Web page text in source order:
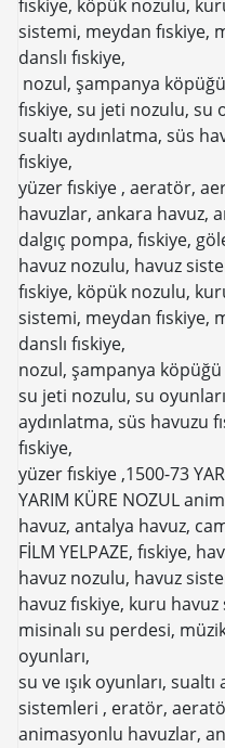
fıskiye, köpük nozulu,
sistemi, meydan fıskiye,
danslı fıskiye,
nozul, şampanya
fıskiye, su jeti nozulu, su
sualtı aydınlatma, süs
fıskiye,
yüzer fıskiye , aeratör,
havuzlar, ankara havuz,
dalgıç pompa, fıskiye,
havuz nozulu, havuz
fıskiye, köpük nozulu,
sistemi, meydan fıskiye,
danslı fıskiye,
nozul, şampanya köpüğü
su jeti nozulu, su
aydınlatma, süs havuzu
fıskiye,
yüzer fıskiye ,1500-73
YARIM KÜRE NOZUL
havuz, antalya havuz,
FİLM YELPAZE, fıskiye,
havuz nozulu, havuz
havuz fıskiye, kuru
misinalı su perdesi,
oyunları,
su ve ışık oyunları,
sistemleri , eratör,
animasyonlu havuzlar,